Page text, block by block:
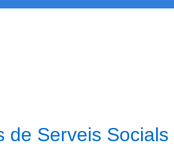
de Serveis Socials